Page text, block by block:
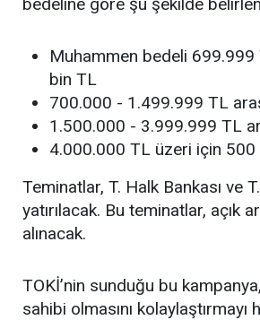
Muhammen bedeli
bin TL
700.000 - 1.499.999 TL
1.500.000 - 3.999.999 TL
4.000.000 TL üzeri için
Teminatlar, T. Halk Bankası ve
yatırılacak. Bu teminatlar, açık
alınacak.
TOKİ’nin sunduğu bu
sahibi olmasını